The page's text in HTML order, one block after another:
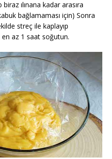
ılınana kadar arasıra
bağlamaması için) Sonra
streç ile kaplayıp
az 1 saat soğutun.